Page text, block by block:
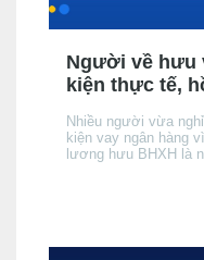
Người về hưu
kiện thực tế,
Nhiều người vừa
kiện vay ngân hàng
lương hưu BHXH là